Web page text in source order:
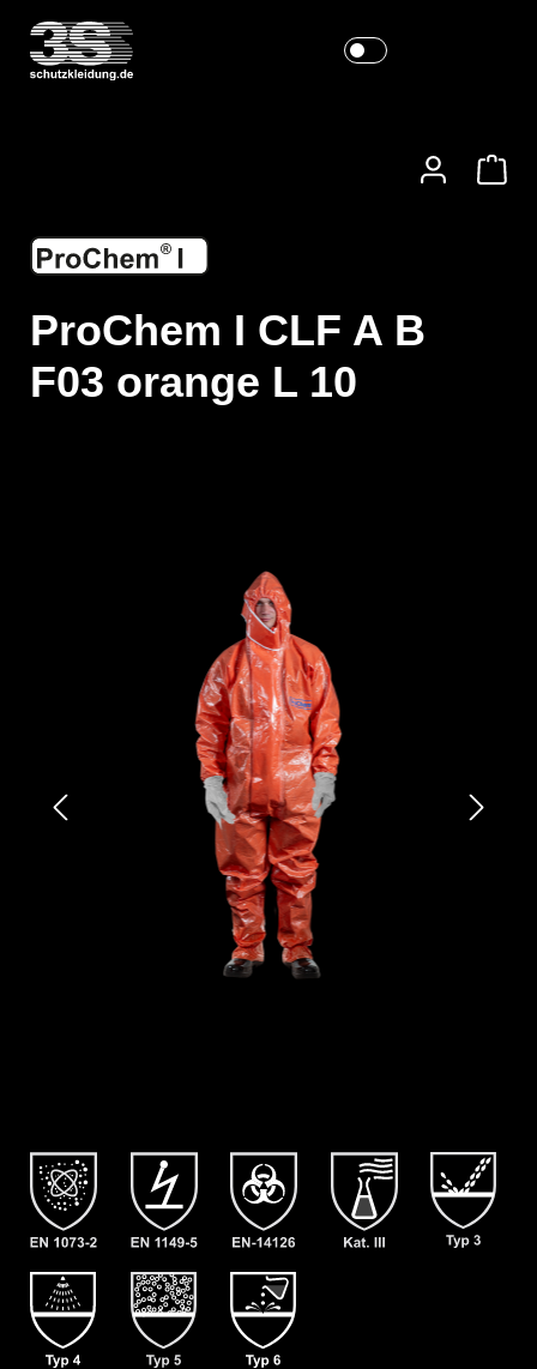
ProChem I CLF A B
F03 orange L 10